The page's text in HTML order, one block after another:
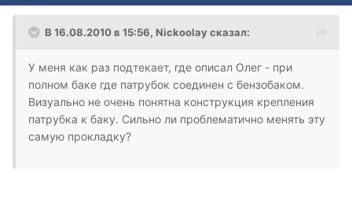
В 16.08.2010 в 15:56, Nickoolay сказал:
У меня как раз подтекает, где описал Олег - при
полном баке где патрубок соединен с бензобаком.
Визуально не очень понятна конструкция крепления
патрубка к баку. Сильно ли проблематично менять эту
самую прокладку?